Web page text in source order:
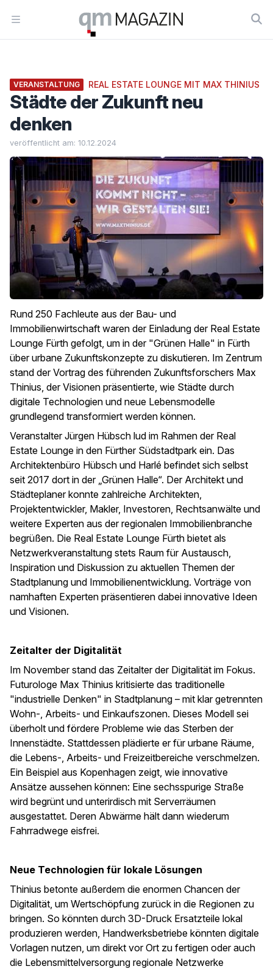
Open menu
Workflow
VERANSTALTUNG REAL ESTATE LOUNGE MIT MAX THINIUS
Städte der Zukunft neu
denken
veröffentlicht am: 10.12.2024
Rund 250 Fachleute aus der Bau- und
Immobilienwirtschaft waren der Einladung der Real Estate
Lounge Fürth gefolgt, um in der "Grünen Halle" in Fürth
über urbane Zukunftskonzepte zu diskutieren. Im Zentrum
stand der Vortrag des führenden Zukunftsforschers Max
Thinius, der Visionen präsentierte, wie Städte durch
digitale Technologien und neue Lebensmodelle
grundlegend transformiert werden können.
Veranstalter Jürgen Hübsch lud im Rahmen der Real
Estate Lounge in den Fürther Südstadtpark ein. Das
Architektenbüro Hübsch und Harlé befindet sich selbst
seit 2017 dort in der „Grünen Halle“. Der Architekt und
Städteplaner konnte zahlreiche Architekten,
Projektentwickler, Makler, Investoren, Rechtsanwälte und
weitere Experten aus der regionalen Immobilienbranche
begrüßen. Die Real Estate Lounge Fürth bietet als
Netzwerkveranstaltung stets Raum für Austausch,
Inspiration und Diskussion zu aktuellen Themen der
Stadtplanung und Immobilienentwicklung. Vorträge von
namhaften Experten präsentieren dabei innovative Ideen
und Visionen.
Zeitalter der Digitalität
Im November stand das Zeitalter der Digitalität im Fokus.
Futurologe Max Thinius kritisierte das traditionelle
"industrielle Denken" in Stadtplanung – mit klar getrennten
Wohn-, Arbeits- und Einkaufszonen. Dieses Modell sei
überholt und fördere Probleme wie das Sterben der
Innenstädte. Stattdessen plädierte er für urbane Räume,
die Lebens-, Arbeits- und Freizeitbereiche verschmelzen.
Ein Beispiel aus Kopenhagen zeigt, wie innovative
Ansätze aussehen können: Eine sechsspurige Straße
wird begrünt und unterirdisch mit Serverräumen
ausgestattet. Deren Abwärme hält dann wiederum
Fahrradwege eisfrei.
Neue Technologien für lokale Lösungen
Thinius betonte außerdem die enormen Chancen der
Digitalität, um Wertschöpfung zurück in die Regionen zu
bringen. So könnten durch 3D-Druck Ersatzteile lokal
produzieren werden, Handwerksbetriebe könnten digitale
Vorlagen nutzen, um direkt vor Ort zu fertigen oder auch
die Lebensmittelversorgung regionale Netzwerke